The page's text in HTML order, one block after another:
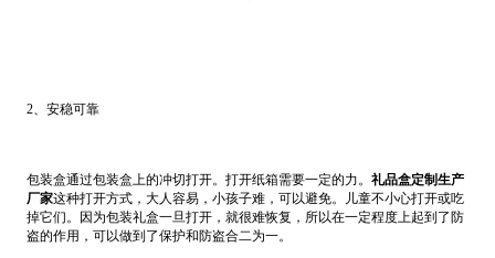
2、安稳可靠
包装盒通过包装盒上的冲切打开。打开纸箱需要一定的力。 礼品盒定制生产
厂家这种打开方式，大人容易，小孩子难，可以避免。儿童不小心打开或吃
掉它们。因为包装礼盒一旦打开，就很难恢复，所以在一定程度上起到了防
盗的作用，可以做到了保护和防盗合二为一。